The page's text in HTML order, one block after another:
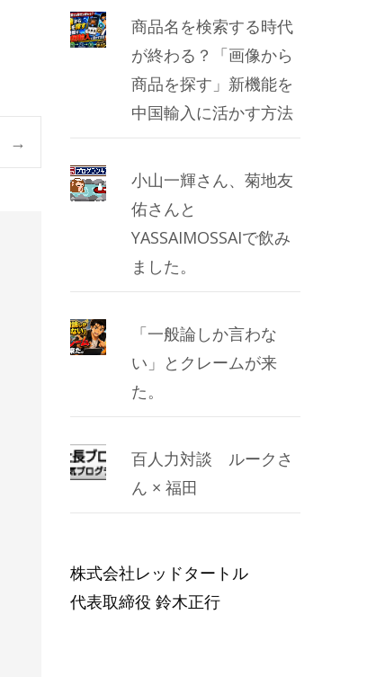
→
商品名を検索する時代
が終わる？「画像から
商品を探す」新機能を
中国輸入に活かす方法
小山一輝さん、菊地友
佑さんと
YASSAIMOSSAIで飲み
ました。
「一般論しか言わな
い」とクレームが来
た。
百人力対談 ルークさ
ん × 福田
株式会社レッドタートル
代表取締役 鈴木正行